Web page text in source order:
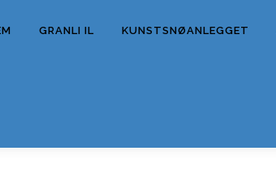
GRANLI IL KUNSTSNØANLEGGET